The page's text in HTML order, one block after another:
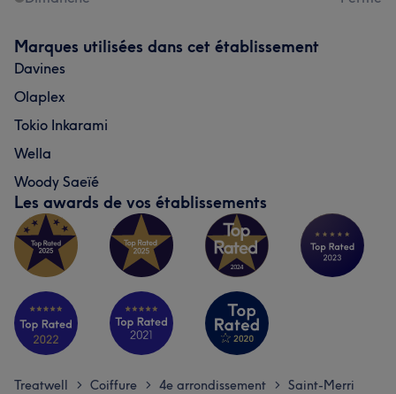
Marques utilisées dans cet établissement
Davines
Olaplex
Tokio Inkarami
Wella
Woody Saeïé
Les awards de vos établissements
Treatwell > Coiffure > 4e arrondissement > Saint-Merri